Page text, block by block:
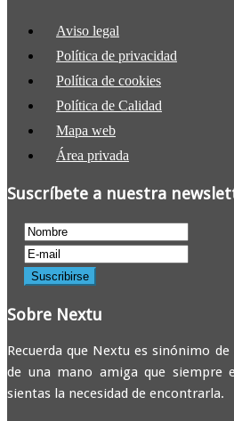
Aviso legal
Política de privacidad
Política de cookies
Política de Calidad
Mapa web
Área privada
Suscríbete a nuestra
Sobre Nextu
Recuerda que Nextu es sinónimo
de una mano amiga que siempre
sientas la necesidad de encontrarla.